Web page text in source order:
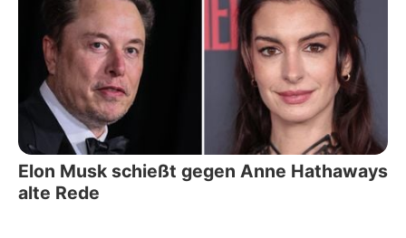
Elon Musk schießt gegen Anne Hathaways
alte Rede